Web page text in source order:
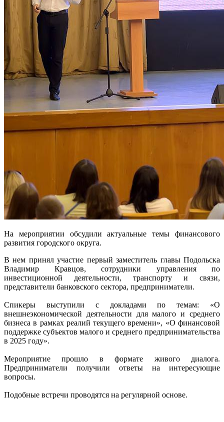
На мероприятии обсудили актуальные темы финансового
развития городского округа.
В нем принял участие первый заместитель главы Подольска
Владимир Кравцов, сотрудники управления по
инвестиционной деятельности, транспорту и связи,
представители банковского сектора, предприниматели.
Спикеры выступили с докладами по темам: «О
внешнеэкономической деятельности для малого и среднего
бизнеса в рамках реалий текущего времени», «О финансовой
поддержке субъектов малого и среднего предпринимательства
в 2025 году».
Мероприятие прошло в формате живого диалога.
Предприниматели получили ответы на интересующие
вопросы.
Подобные встречи проводятся на регулярной основе.